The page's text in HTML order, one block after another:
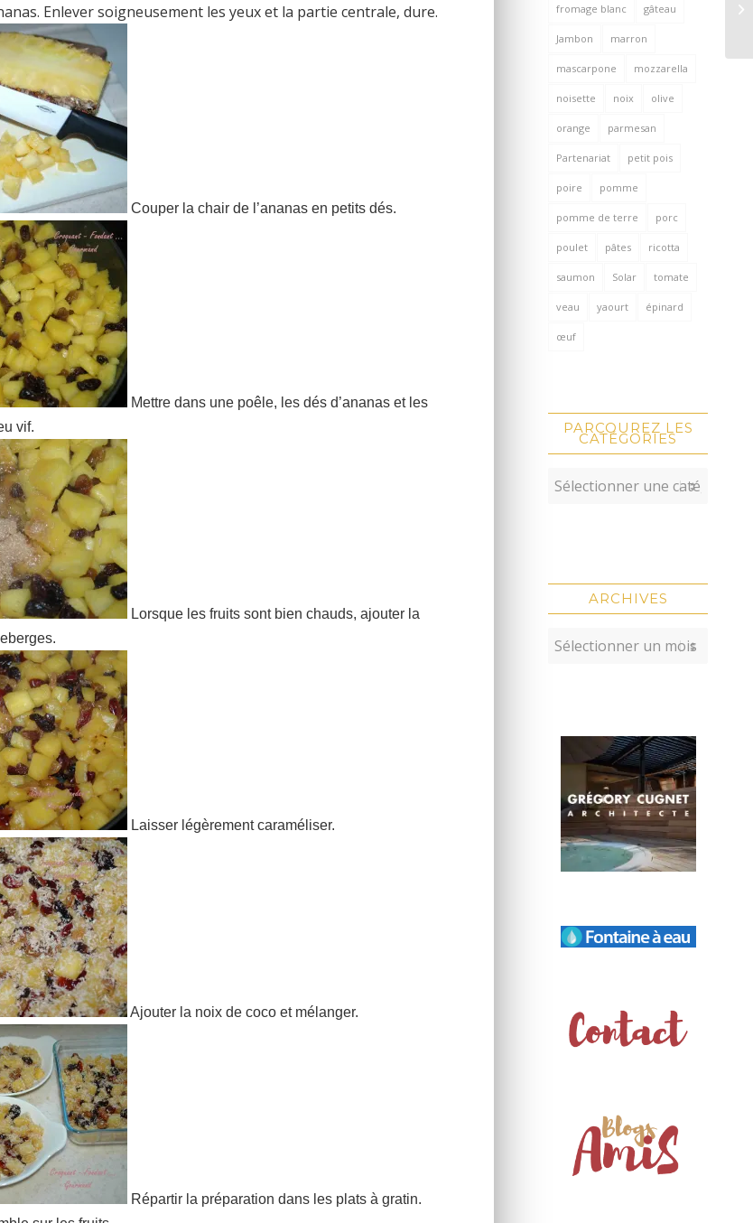
Enlever soigneusement les yeux et la partie centrale, dure.
Couper la chair de l’ananas en petits dés.
Mettre dans une poêle, les dés d’ananas et les
vif.
Lorsque les fruits sont bien chauds, ajouter la
Laisser légèrement caraméliser.
Ajouter la noix de coco et mélanger.
Répartir la préparation dans les plats à gratin.
fromage blanc gâteau
Jambon marron
mascarpone mozzarella
noisette noix olive
orange parmesan
Partenariat petit pois
poire pomme
pomme de terre porc
poulet pâtes ricotta
saumon Solar tomate
veau yaourt épinard
œuf
PARCOUREZ LES
CATÉGORIES
ARCHIVES